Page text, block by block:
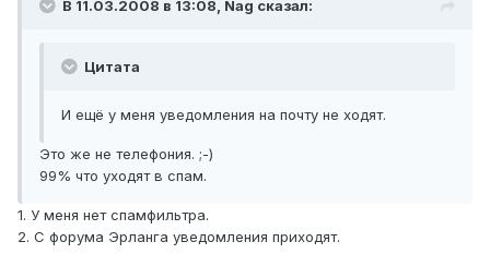
В 11.03.2008 в 13:08, Nag сказал:
Цитата
И ещё у меня уведомления на почту не ходят.
Это же не телефония. ;-)
99% что уходят в спам.
1. У меня нет спамфильтра.
2. С форума Эрланга уведомления приходят.